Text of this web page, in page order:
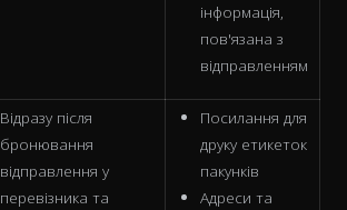
інформація,
пов'язана з
відправленням
Відразу після
бронювання
відправлення у
перевізника та
Посилання для
друку етикеток
пакунків
Адреси та